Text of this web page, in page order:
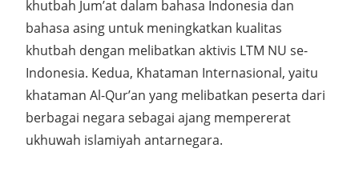
khutbah Jum’at dalam bahasa Indonesia dan
bahasa asing untuk meningkatkan kualitas
khutbah dengan melibatkan aktivis LTM NU se-
Indonesia. Kedua, Khataman Internasional, yaitu
khataman Al-Qur’an yang melibatkan peserta dari
berbagai negara sebagai ajang mempererat
ukhuwah islamiyah antarnegara.